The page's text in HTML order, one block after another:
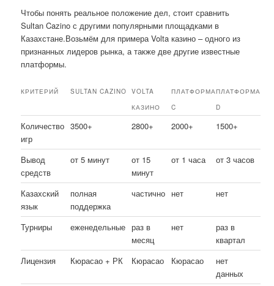
Чтобы понять реальное положение дел, стоит сравнить
Sultan Cazino с другими популярными площадками в
Казахстане.Возьмём для примера Volta казино – одного из
признанных лидеров рынка, а также две другие известные
платформы.
КРИТЕРИЙ SULTAN CAZINO
VOLTA
КАЗИНО
ПЛАТФОРМА
C
ПЛАТФОРМА
D
Количество
игр
3500+ 2800+ 2000+ 1500+
Вывод
средств
от 5 минут
от 15
минут
от 1 часа от 3 часов
Казахский
язык
полная
поддержка
частично нет нет
Турниры еженедельные раз в
месяц
нет
раз в
квартал
Лицензия
Кюрасао + РК Кюрасао Кюрасао
нет
данных